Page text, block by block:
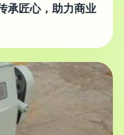
承匠心，助力商业